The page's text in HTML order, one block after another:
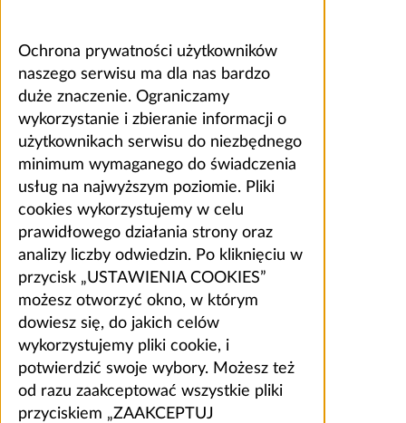
Ochrona prywatności użytkowników
naszego serwisu ma dla nas bardzo
duże znaczenie. Ograniczamy
wykorzystanie i zbieranie informacji o
użytkownikach serwisu do niezbędnego
minimum wymaganego do świadczenia
usług na najwyższym poziomie. Pliki
cookies wykorzystujemy w celu
prawidłowego działania strony oraz
analizy liczby odwiedzin. Po kliknięciu w
przycisk „USTAWIENIA COOKIES”
możesz otworzyć okno, w którym
dowiesz się, do jakich celów
wykorzystujemy pliki cookie, i
potwierdzić swoje wybory. Możesz też
od razu zaakceptować wszystkie pliki
przyciskiem „ZAAKCEPTUJ